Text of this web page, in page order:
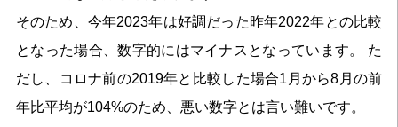
そのため、今年2023年は好調だった昨年2022年との比較
となった場合、数字的にはマイナスとなっています。 た
だし、コロナ前の2019年と比較した場合1月から8月の前
年比平均が104%のため、悪い数字とは言い難いです。